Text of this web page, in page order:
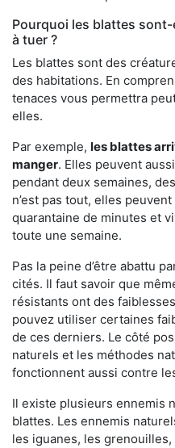
Pourquoi les blattes
à tuer ?
Les blattes sont des
des habitations. En
tenaces vous permettra
elles.
Par exemple, les blattes
manger. Elles peuvent
pendant deux semaines,
n’est pas tout, elles
quarantaine de minutes et
toute une semaine.
Pas la peine d’être abattu
cités. Il faut savoir que
résistants ont des
pouvez utiliser certaines
de ces derniers. Le côté
naturels et les méthodes
fonctionnent aussi contre
Il existe plusieurs ennemis
blattes. Les ennemis
les iguanes, les